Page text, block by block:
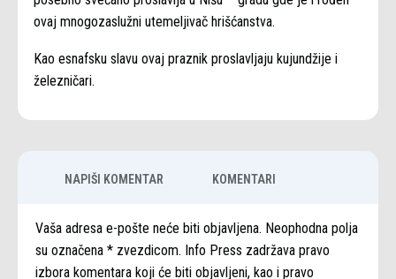
ovaj mnogozaslužni utemeljivač hrišćanstva.
Kao esnafsku slavu ovaj praznik proslavljaju kujundžije i
železničari.
NAPIŠI KOMENTAR KOMENTARI
Vaša adresa e-pošte neće biti objavljena. Neophodna polja
su označena * zvezdicom. Info Press zadržava pravo
izbora komentara koji će biti objavljeni, kao i pravo